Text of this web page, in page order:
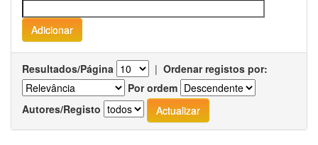
Resultados/Página | Ordenar registos por:
Por ordem
Autores/Registo